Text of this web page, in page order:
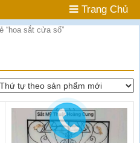
Trang Chủ
“hoa sắt cửa sổ”